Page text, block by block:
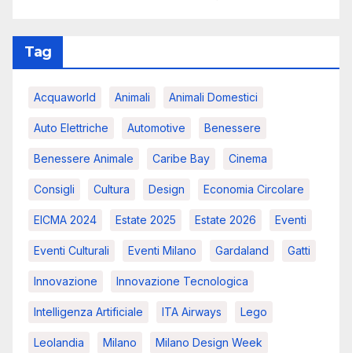
Tag
Acquaworld Animali Animali Domestici
Auto Elettriche Automotive Benessere
Benessere Animale Caribe Bay Cinema
Consigli Cultura Design Economia Circolare
EICMA 2024 Estate 2025 Estate 2026 Eventi
Eventi Culturali Eventi Milano Gardaland Gatti
Innovazione Innovazione Tecnologica
Intelligenza Artificiale ITA Airways Lego
Leolandia Milano Milano Design Week